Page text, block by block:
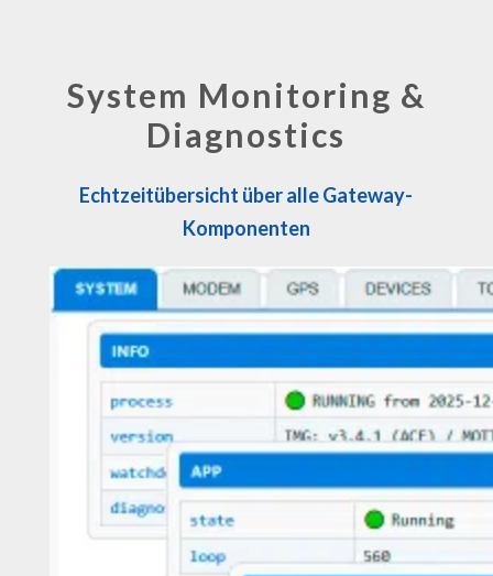
System Monitoring &
Diagnostics
Echtzeitübersicht über alle Gateway-
Komponenten